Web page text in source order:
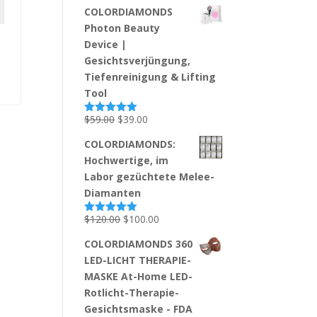
von 5
war:
$239.00
ist:
COLORDIAMONDS
Photon Beauty
Device |
Gesichtsverjüngung,
Tiefenreinigung & Lifting
Tool
Bewertet
von 5
$59.00 Ursprünglicher
war:
$59.00
$39.00
ist:
$39.00.
COLORDIAMONDS:
Hochwertige, im
Labor gezüchtete Melee-
Diamanten
Bewertet
von 5
$120.00 Ursprünglicher
war:
$120.00
$100.00
ist:
$100.00.
COLORDIAMONDS 360
LED-LICHT THERAPIE-
MASKE At-Home LED-
Rotlicht-Therapie-
Gesichtsmaske - FDA